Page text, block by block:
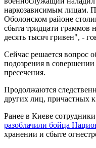
наркозависимым лицам.
Оболонском районе
сбыта тридцати граммов
десять тысяч гривен", -
Сейчас решается вопрос
подозрения в
пресечения.
Продолжаются
других лиц, причастных
Ранее в Киеве
разоблачили бойца
хранении и сбыте